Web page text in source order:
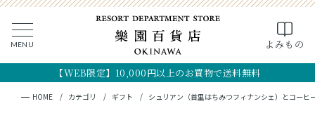
MENU よみもの
【WEB限定】10,000円以上のお買物で送料無料
CLOSE
検索
キーワード検索
MY PAGE CART
全ての商品
HOME カテゴリ ギフト シュリアン（首里はちみつフィナンシェ）とコーヒ